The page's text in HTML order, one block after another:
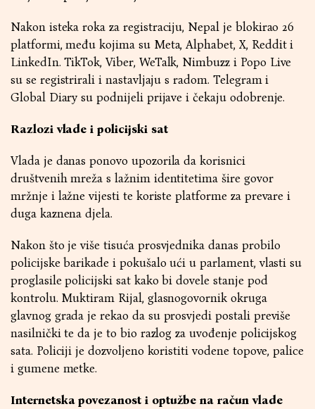
Nakon isteka roka za registraciju, Nepal je blokirao 26
platformi, među kojima su Meta, Alphabet, X, Reddit i
LinkedIn. TikTok, Viber, WeTalk, Nimbuzz i Popo Live
su se registrirali i nastavljaju s radom. Telegram i
Global Diary su podnijeli prijave i čekaju odobrenje.
Razlozi vlade i policijski sat
Vlada je danas ponovo upozorila da korisnici
društvenih mreža s lažnim identitetima šire govor
mržnje i lažne vijesti te koriste platforme za prevare i
duga kaznena djela.
Nakon što je više tisuća prosvjednika danas probilo
policijske barikade i pokušalo ući u parlament, vlasti su
proglasile policijski sat kako bi dovele stanje pod
kontrolu. Muktiram Rijal, glasnogovornik okruga
glavnog grada je rekao da su prosvjedi postali previše
nasilnički te da je to bio razlog za uvođenje policijskog
sata. Policiji je dozvoljeno koristiti vodene topove, palice
i gumene metke.
Internetska povezanost i optužbe na račun vlade